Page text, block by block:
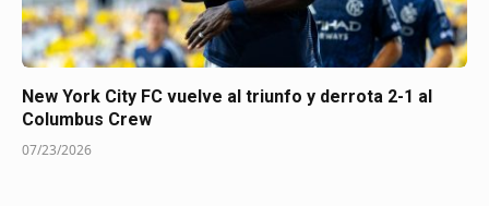
New York City FC vuelve al triunfo y derrota 2-1 al
Columbus Crew
07/23/2026